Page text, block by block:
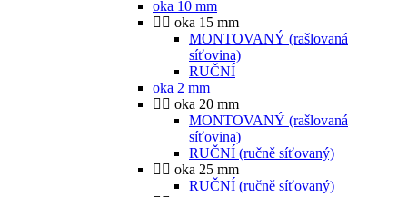
oka 10 mm
oka 15 mm
MONTOVANÝ (rašlovaná
síťovina)
RUČNÍ
oka 2 mm
oka 20 mm
MONTOVANÝ (rašlovaná
síťovina)
RUČNÍ (ručně síťovaný)
oka 25 mm
RUČNÍ (ručně síťovaný)